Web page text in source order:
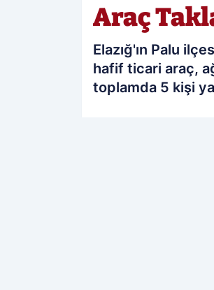
Araç
Elazığ'ın Palu
hafif ticari araç,
toplamda 5 kişi